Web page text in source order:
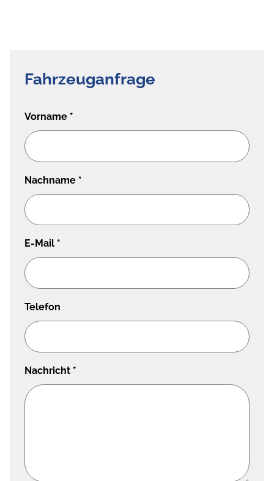
Fahrzeuganfrage
Vorname *
Nachname *
E-Mail *
Telefon
Nachricht *